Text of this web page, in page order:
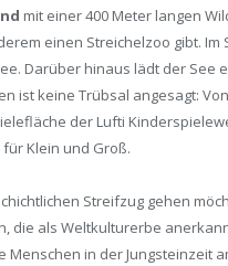
mit einer 400 Meter langen
einen Streichelzoo gibt.
Darüber hinaus lädt der See
ist keine Trübsal angesagt:
der Lufti
Klein und Groß.
Streifzug gehen
die als Weltkulturerbe
Menschen in der Jungsteinzeit